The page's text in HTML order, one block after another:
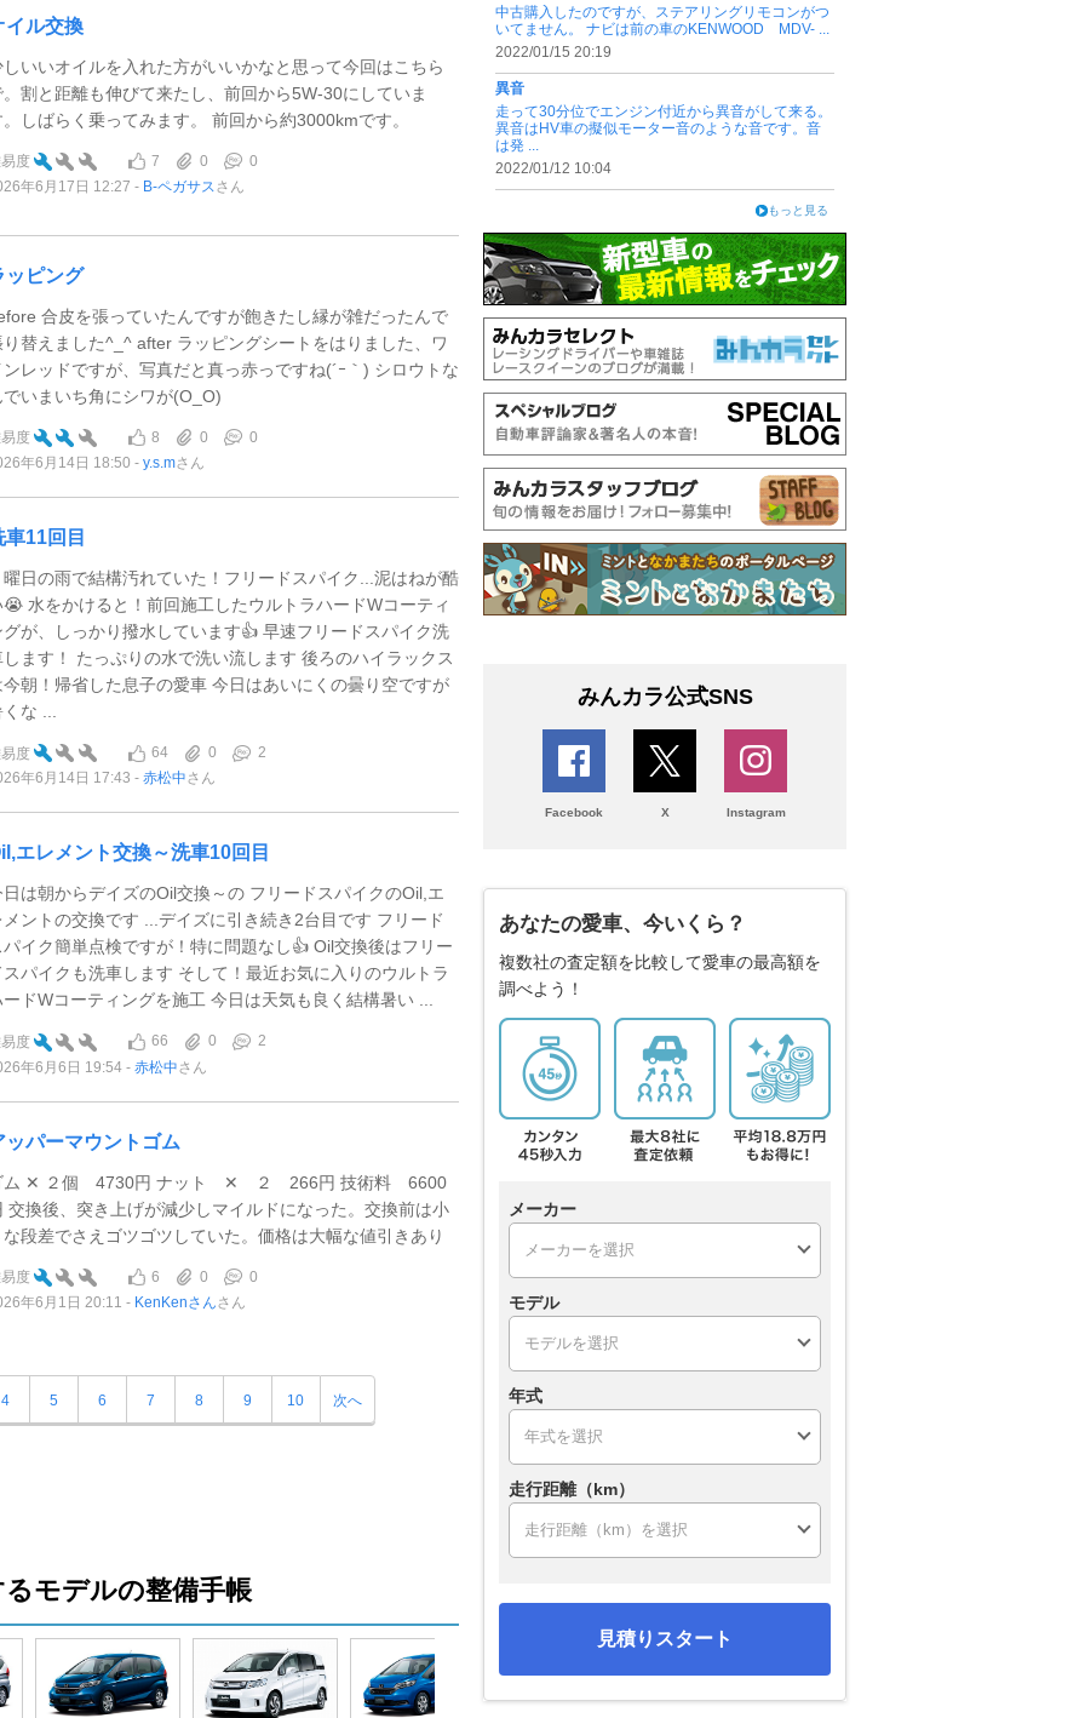
イル交換
しいいオイルを入れた方がいいかなと思って今回はこちら
。割と距離も伸びて来たし、前回から5W-30にしていま
。しばらく乗ってみます。 前回から約3000kmです。
度 7 0
0
年6月17日 12:27
B-ペガサスさん
ッピング
合皮を張っていたんですが飽きたし縁が雑だったんで
り替えました^_^ after ラッピングシートをはりました、ワ
ンレッドですが、写真だと真っ赤っですね(´ｰ｀) シロウトな
でいまいち角にシワが(O_O)
度 8 0
0
年6月14日 18:50
y.s.mさん
車11回目
曜日の雨で結構汚れていた！フリードスパイク...泥はねが酷
😭 水をかけると！前回施工したウルトラハードWコーティ
グが、しっかり撥水しています👍 早速フリードスパイク洗
します！ たっぷりの水で洗い流します 後ろのハイラックス
今朝！帰省した息子の愛車 今日はあいにくの曇り空ですが
な ...
度 64 0
2
年6月14日 17:43
赤松中さん
エレメント交換～洗車10回目
日は朝からデイズのOil交換～の フリードスパイクのOil,エ
メントの交換です ...デイズに引き続き2台目です フリード
パイク簡単点検ですが！特に問題なし👍 Oil交換後はフリー
スパイクも洗車します そして！最近お気に入りのウルトラ
ードWコーティングを施工 今日は天気も良く結構暑い ...
度 66 0
2
年6月6日 19:54
赤松中さん
ッパーマウントゴム
ム ✕ ２個 4730円 ナット ✕ ２ 266円 技術料 6600
交換後、突き上げが減少しマイルドになった。交換前は小
な段差でさえゴツゴツしていた。価格は大幅な値引きあり
度 6 0
0
年6月1日 20:11
KenKenさんさん
4 5 6 7 8 9 10 次へ
モデルの整備手帳
中古購入したのですが、ステアリングリモコンがつ
いてません。 ナビは前の車のKENWOOD MDV- ...
2022/01/15 20:19
異音
走って30分位でエンジン付近から異音がして来る。
異音はHV車の擬似モーター音のような音です。音
は発 ...
2022/01/12 10:04
もっと見る
みんカラ公式SNS
Facebook X Instagram
あなたの愛車、今いくら？
複数社の査定額を比較して愛車の最高額を
調べよう！
メーカー
モデル
年式
走行距離（km）
見積りスタート